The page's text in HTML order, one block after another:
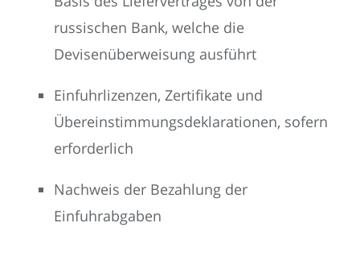
russischen Bank, welche die
Devisenüberweisung ausführt
Einfuhrlizenzen, Zertifikate und
Übereinstimmungsdeklarationen, sofern
erforderlich
Nachweis der Bezahlung der
Einfuhrabgaben